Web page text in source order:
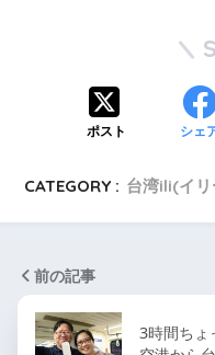
ポスト シェ
CATEGORY : 台湾ili(イ
前の記事
3時間ちょ